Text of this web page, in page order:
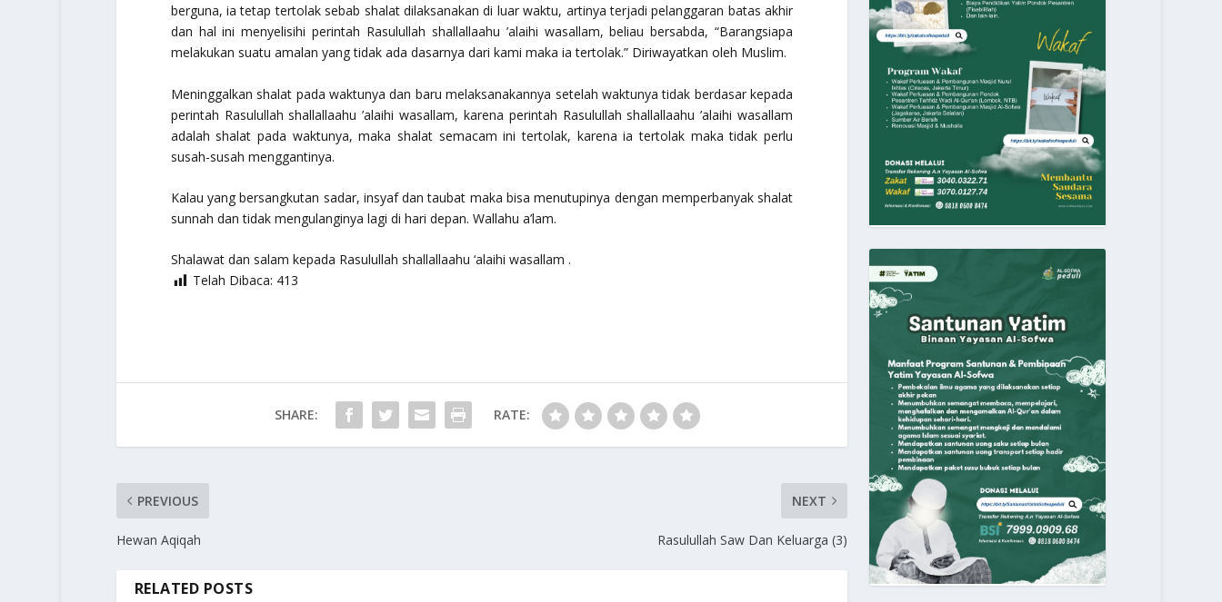
berguna, ia tetap tertolak sebab shalat dilaksanakan di luar waktu, artinya terjadi pelanggaran batas akhir
dan hal ini menyelisihi perintah Rasulullah shallallaahu ’alaihi wasallam, beliau bersabda,“Barangsiapa
melakukan suatu amalan yang tidak ada dasarnya dari kami maka ia tertolak.”Diriwayatkan oleh Muslim.
Meninggalkan shalat pada waktunya dan baru melaksanakannya setelah waktunya tidak berdasar kepada
perintah Rasulullah shallallaahu ’alaihi wasallam, karena perintah Rasulullah shallallaahu ’alaihi wasallam
adalah shalat pada waktunya, maka shalat semacam ini tertolak, karena ia tertolak maka tidak perlu
susah-susah menggantinya.
Kalau yang bersangkutan sadar, insyaf dan taubat maka bisa menutupinya dengan memperbanyak shalat
sunnah dan tidak mengulanginya lagi di hari depan. Wallahu a’lam.
Shalawat dan salam kepada Rasulullah shallallaahu ‘alaihi wasallam .
Telah Dibaca: 413
SHARE: RATE:
PREVIOUS
Hewan Aqiqah
NEXT
Rasulullah Saw Dan Keluarga (3)
RELATED POSTS